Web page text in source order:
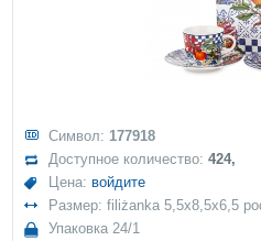
Символ: 177918
Доступное количество:424,
Цена: войдите
Размер: filiżanka 5,5x8,5x6,5
Упаковка 24/1